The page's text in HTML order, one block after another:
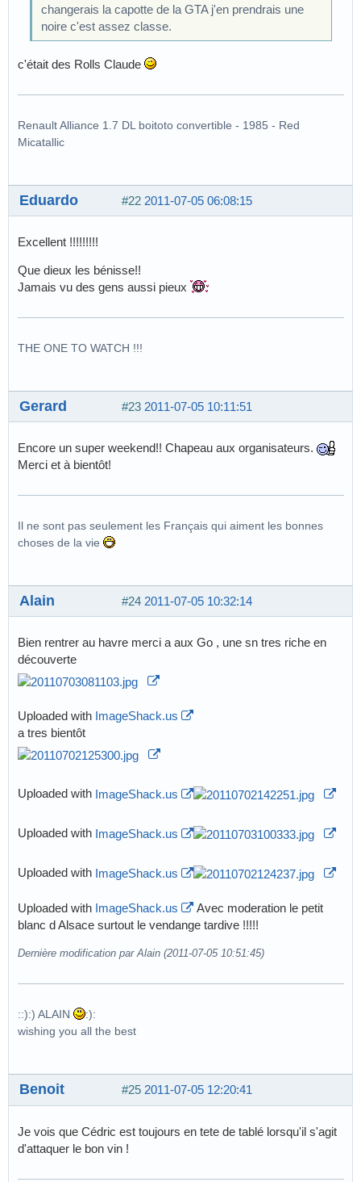
changerais la capotte de la GTA j'en prendrais une
noire c'est assez classe.
c'était des Rolls Claude
Renault Alliance 1.7 DL boitoto convertible - 1985 - Red
Micatallic
#22 2011-07-05 06:08:15
Eduardo
Excellent !!!!!!!!!
Que dieux les bénisse!!
Jamais vu des gens aussi pieux
THE ONE TO WATCH !!!
#23 2011-07-05 10:11:51
Gerard
Encore un super weekend!! Chapeau aux organisateurs.
Merci et à bientôt!
Il ne sont pas seulement les Français qui aiment les bonnes
choses de la vie
#24 2011-07-05 10:32:14
Alain
Bien rentrer au havre merci a aux Go , une sn tres riche en
découverte
Uploaded with ImageShack.us
a tres bientôt
Uploaded with ImageShack.us
Uploaded with ImageShack.us
Uploaded with ImageShack.us
Uploaded with ImageShack.us
Avec moderation le petit
blanc d Alsace surtout le vendange tardive !!!!!
Dernière modification par Alain (2011-07-05 10:51:45)
::):) ALAIN
:):
wishing you all the best
#25 2011-07-05 12:20:41
Benoit
Je vois que Cédric est toujours en tete de tablé lorsqu'il s'agit
d'attaquer le bon vin !